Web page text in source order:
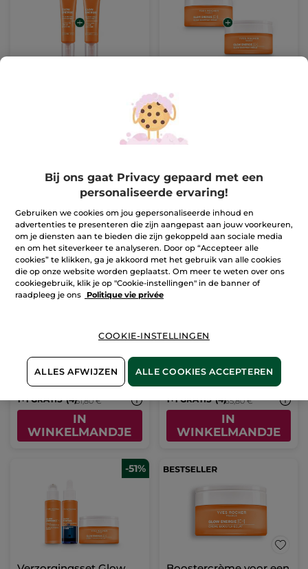
Ter vergelijking
IN
WINKELMANDJE
35,90 €
IN
WINKELMANDJE
25,90 €
Ter vergelijking
met de
51,80 €
1+1 GRATIS*(4)
IN
WINKELMANDJE
Protection SPF 50+
Ter vergelijking
met de
65,80 €
1+1 GRATIS*(4)
IN
WINKELMANDJE
-51%
Bij ons gaat Privacy gepaard met een
personaliseerde ervaring!
Gebruiken we cookies om jou gepersonaliseerde inhoud en
advertenties te presenteren die zijn aangepast aan jouw voorkeuren,
om je diensten aan te bieden die zijn gekoppeld aan sociale media
en om het siteverkeer te analyseren. Door op “Accepteer alle
cookies” te klikken, ga je akkoord met het gebruik van alle cookies
die op onze website worden geplaatst. Om meer te weten over ons
cookiegebruik, klik je op "Cookie-instellingen" in de banner of
raadpleeg je ons
Politique vie privée
COOKIE-INSTELLINGEN
ALLES AFWIJZEN ALLE COOKIES ACCEPTEREN